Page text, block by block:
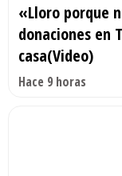
«Lloro porque
donaciones en
casa(Video)
Hace 9 horas